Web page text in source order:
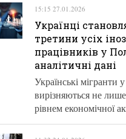
15:15 27.01.2026
Українці
третини усіх
працівників у
аналітичні дані
Українські мігранти
вирізняються не
рівнем економічної